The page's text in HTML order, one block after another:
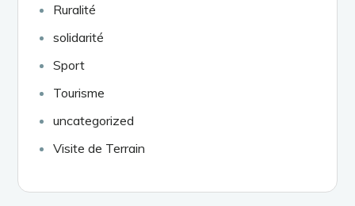
Ruralité
solidarité
Sport
Tourisme
uncategorized
Visite de Terrain